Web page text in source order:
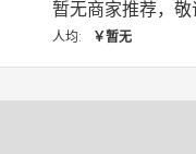
暂无商家推荐，
人均: ￥暂无